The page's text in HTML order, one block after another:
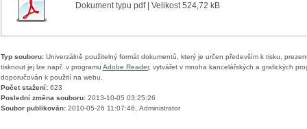
Dokument typu pdf | Velikost 524,72 kB
Typ souboru:Univerzálně použitelný formát dokumentů, který je určen především k tisku,
tisknout jej lze např. v programu Adobe Reader, vytvářet v mnoha kancelářských a grafických
doporučován k použití na webu.
Počet stažení:623
Poslední změna souboru:2013-10-05 03:25:26
Soubor publikován:2010-05-26 11:07:46, Administrator